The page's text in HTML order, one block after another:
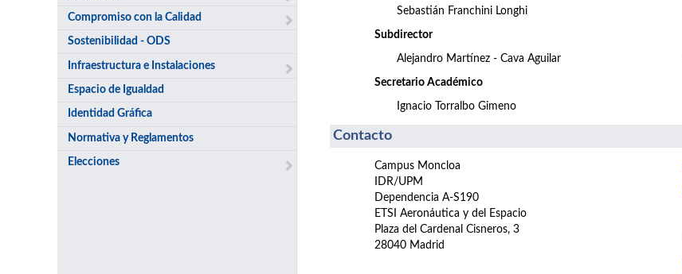
Compromiso con la Calidad
Sostenibilidad - ODS
Infraestructura e Instalaciones
Espacio de Igualdad
Identidad Gráfica
Normativa y Reglamentos
Elecciones
Sebastián Franchini Longhi
Subdirector
Alejandro Martínez - Cava Aguilar
Secretario Académico
Ignacio Torralbo Gimeno
Contacto
Campus Moncloa
IDR/UPM
Dependencia A-S190
ETSI Aeronáutica y del Espacio
Plaza del Cardenal Cisneros, 3
28040 Madrid